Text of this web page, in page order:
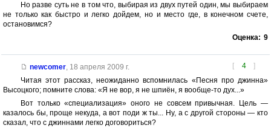
Но разве суть не в том что, выбирая из двух путей один, мы выбираем
не только как быстро и легко дойдем, но и место где, в конечном счете,
остановимся?
Оценка: 9
[ 4 ]
newcomer, 18 апреля 2009 г.
Читая этот рассказ, неожиданно вспомнилась «Песня про джинна»
Высоцкого; помните слова: «Я не вор, я не шпиён, я вообще-то дух...»
Вот только «специализация» оного не совсем привычная. Цель —
казалось бы, проще некуда, а вот поди ж ты... Ну, а с другой стороны — кто
сказал, что с джиннами легко договориться?